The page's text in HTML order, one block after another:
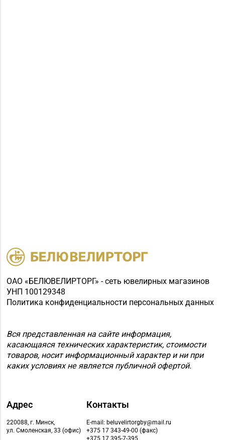
ОАО «БЕЛЮВЕЛИРТОРГ» - сеть ювелирных магазинов
УНП 100129348
Политика конфиденциальности персональных данных
Вся представленная на сайте информация,
касающаяся технических характеристик, стоимости
товаров, носит информационный характер и ни при
каких условиях не является публичной офертой.
Адрес
220088, г. Минск,
ул. Смоленская, 33 (офис)
Контакты
E-mail: beluvelirtorgby@mail.ru
+375 17 343-49-00 (факс)
+375 17 395-7-395